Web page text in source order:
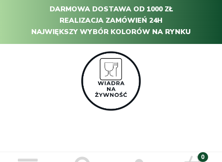
DARMOWA DOSTAWA OD 1000 ZŁ
REALIZACJA ZAMÓWIEŃ 24H
NAJWIĘKSZY WYBÓR KOLORÓW NA RYNKU